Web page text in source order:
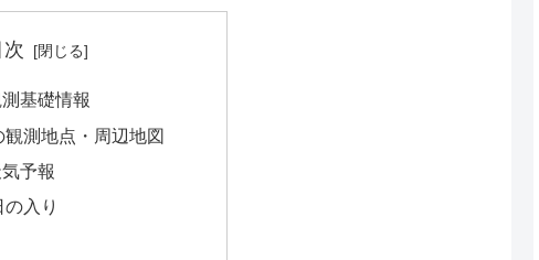
次
基礎情報
観測地点・周辺地図
予報
入り